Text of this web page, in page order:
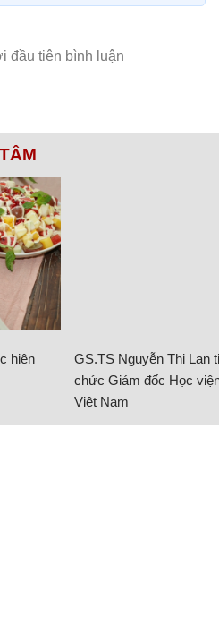
hiện
GS.TS Nguyễn Thị Lan
chức Giám đốc Học
Việt Nam